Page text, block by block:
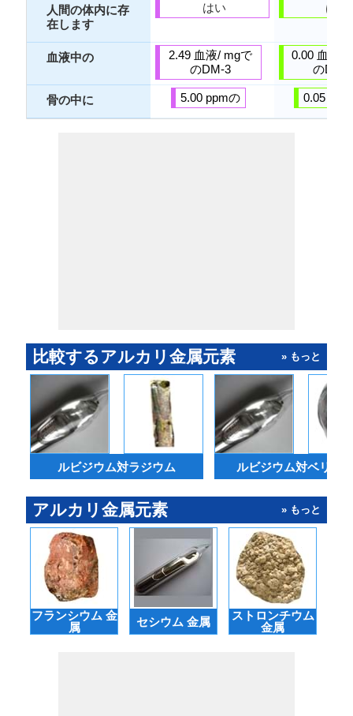
人間の体内に存
在します
血液中の
骨の中に
はい
2.49 血液/ mgで
のDM-3
5.00 ppmの
はい
0.00 血液/
のDM-
0.05
比較するアルカリ金属元素 » もっと
ルビジウム対ラジウム ルビジウム対ベリリ
アルカリ金属元素 » もっと
フランシウム 金
属
セシウム 金属
ストロンチウム
金属